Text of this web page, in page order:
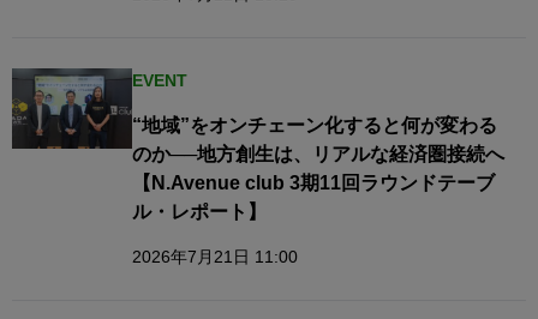
EVENT
“地域”をオンチェーン化すると何が変わる
のか──地方創生は、リアルな経済圏接続へ​
【N.Avenue club 3期11回ラウンドテーブ
ル・レポート】
2026年7月21日 11:00